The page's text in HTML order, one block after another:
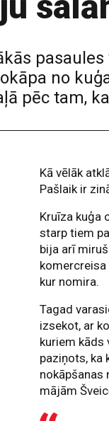
no
pēc tam,
Kā vēlāk
Pašlaik ir
Kruīza kuģa
starp tiem
bija arī
kur nomira.
Tagad
izsekot, ar
kuriem kāds
paziņots, ka
nokāpšanas
mājām